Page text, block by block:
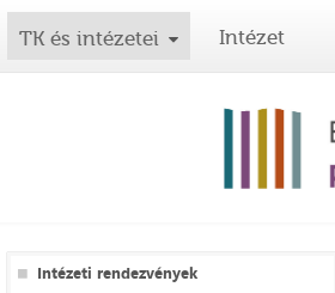
TK és intézetei Intézet
Intézeti rendezvények